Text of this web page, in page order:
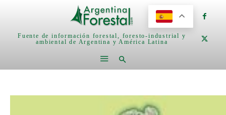
Fuente de información forestal, foresto-industrial y
ambiental de Argentina y América Latina